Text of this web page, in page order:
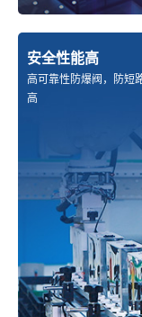
安全性能高
高可靠性防爆阀，防短
高